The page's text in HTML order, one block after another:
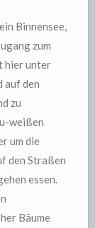
Binnensee,
zum
hier unter
auf den
zu
weißen
um die
den Straßen
essen.
Bäume